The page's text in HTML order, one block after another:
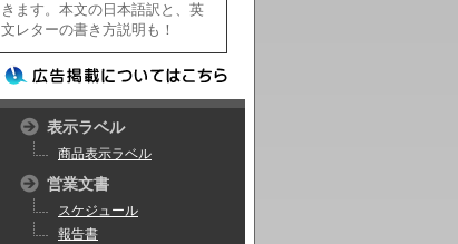
きます。本文の日本語訳と、英
文レターの書き方説明も！
表示ラベル
商品表示ラベル
営業文書
スケジュール
報告書